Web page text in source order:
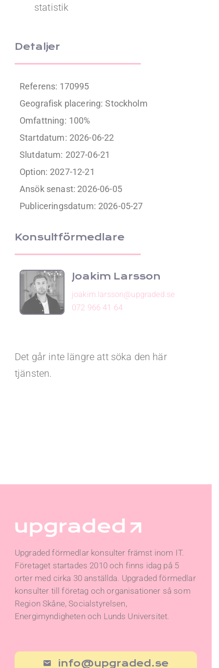
statistik
Detaljer
Referens: 170995
Geografisk placering: Stockholm
Omfattning: 100%
Startdatum: 2026-06-22
Slutdatum: 2027-06-21
Option: 2027-12-21
Ansök senast: 2026-06-05
Publiceringsdatum: 2026-05-27
Konsultförmedlare
Joakim Larsson
joakim.larsson@upgraded.se
072 966 41 64
Det går inte längre att söka den här
tjänsten.
Upgraded förmedlar konsulter främst inom IT.
Företaget startades 2010 och finns idag på 5
orter med cirka 30 anställda. Upgraded förmedlar
konsulter till företag och organisationer så som
Region Skåne, Socialstyrelsen,
Energimyndigheten och Lunds Universitet.
info@upgraded.se